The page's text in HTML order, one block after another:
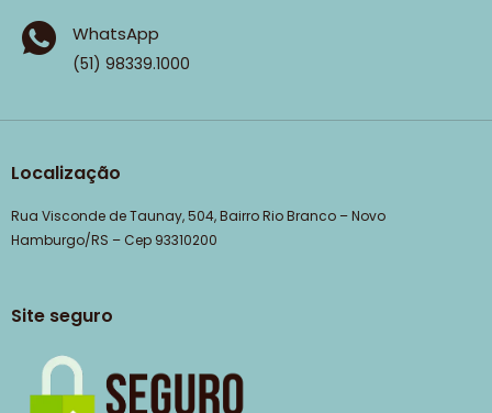
WhatsApp
(51) 98339.1000
Localização
Rua Visconde de Taunay, 504, Bairro Rio Branco – Novo
Hamburgo/RS – Cep 93310200
Site seguro